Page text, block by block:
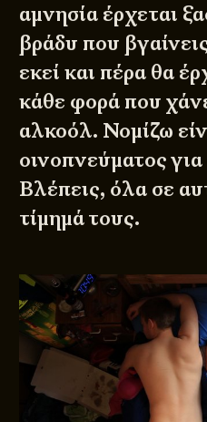
αμνησία έρχεται
βράδυ που
εκεί και πέρα θα
κάθε φορά που
αλκοόλ. Νομίζω
οινοπνεύματος
Βλέπεις, όλα σε
τίμημά τους.